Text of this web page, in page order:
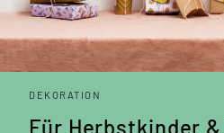
DEKORATION
Für Herbst­kinder